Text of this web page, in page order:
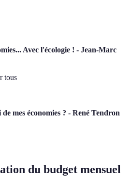
Avec l'écologie ! - Jean-Marc
tous
mes économies ? - René Tendron
du budget mensuel